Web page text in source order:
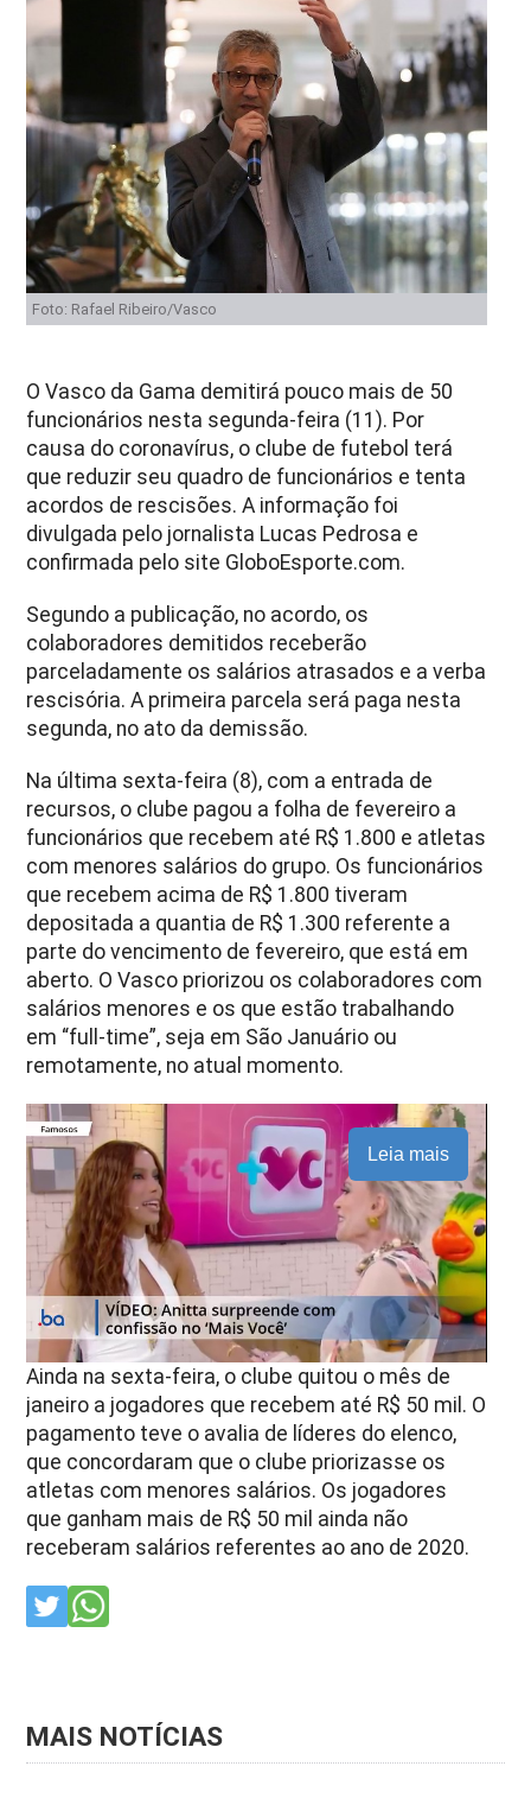
Foto: Rafael Ribeiro/Vasco
O Vasco da Gama demitirá pouco mais de 50
funcionários nesta segunda-feira (11). Por
causa do coronavírus, o clube de futebol terá
que reduzir seu quadro de funcionários e tenta
acordos de rescisões. A informação foi
divulgada pelo jornalista Lucas Pedrosa e
confirmada pelo site GloboEsporte.com.
Segundo a publicação, no acordo, os
colaboradores demitidos receberão
parceladamente os salários atrasados e a verba
rescisória. A primeira parcela será paga nesta
segunda, no ato da demissão.
Na última sexta-feira (8), com a entrada de
recursos, o clube pagou a folha de fevereiro a
funcionários que recebem até R$ 1.800 e atletas
com menores salários do grupo. Os funcionários
que recebem acima de R$ 1.800 tiveram
depositada a quantia de R$ 1.300 referente a
parte do vencimento de fevereiro, que está em
aberto. O Vasco priorizou os colaboradores com
salários menores e os que estão trabalhando
em “full-time”, seja em São Januário ou
remotamente, no atual momento.
Leia mais
Ainda na sexta-feira, o clube quitou o mês de
janeiro a jogadores que recebem até R$ 50 mil. O
pagamento teve o avalia de líderes do elenco,
que concordaram que o clube priorizasse os
atletas com menores salários. Os jogadores
que ganham mais de R$ 50 mil ainda não
receberam salários referentes ao ano de 2020.
MAIS NOTÍCIAS